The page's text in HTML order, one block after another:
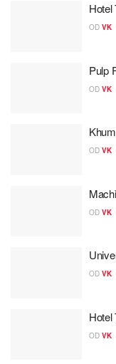
Hotel
OD VK
Pulp
OD VK
OD VK
OD VK
OD VK
Hotel
OD VK